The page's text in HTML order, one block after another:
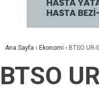
Ana Sayfa › Ekonomi › BTSO UR-
BTSO